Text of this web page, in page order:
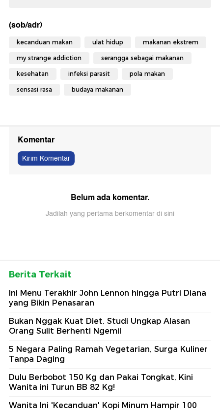
(sob/adr)
kecanduan makan ulat hidup makanan ekstrem
my strange addiction serangga sebagai makanan
kesehatan infeksi parasit pola makan
sensasi rasa budaya makanan
Komentar
Kirim Komentar
Belum ada komentar.
Jadilah yang pertama berkomentar di sini
Berita Terkait
Ini Menu Terakhir John Lennon hingga Putri Diana
yang Bikin Penasaran
Bukan Nggak Kuat Diet, Studi Ungkap Alasan
Orang Sulit Berhenti Ngemil
5 Negara Paling Ramah Vegetarian, Surga Kuliner
Tanpa Daging
Dulu Berbobot 150 Kg dan Pakai Tongkat, Kini
Wanita ini Turun BB 82 Kg!
Wanita Ini 'Kecanduan' Kopi Minum Hampir 100